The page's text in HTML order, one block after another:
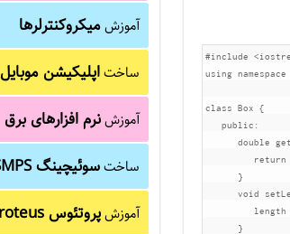
#include
using namespace
class Box
{
public :
double
return
}
void
         length
}
آموزشمیکروکنترلرها
ساختاپلیکیشن موبایل
آموزشنرم افزارهای برق
ساختسوئیچینگ SMPS
آموزشپروتئوس Proteus